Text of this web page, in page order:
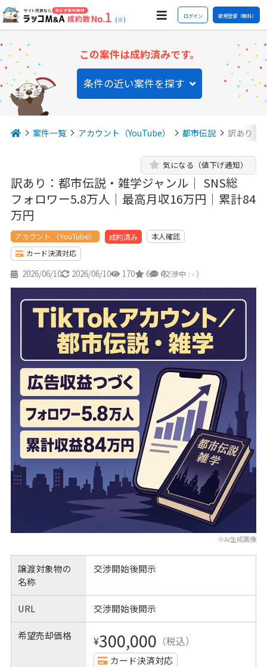
(※) ログイン 新規登録（無料）
この案件は成約済みです。
条件の近い案件を探す
案件一覧 アカウント（YouTube） 都市伝説 訳あり：
訳あり：都市伝説・雑学ジャンル｜ SNS総
フォロワー5.8万人｜最高月収16万円｜累計84
万円
気になる（値下げ通知）
アカウント （YouTube） 成約済み
本人確認
カード決済対応
2026/06/10 2026/06/10 170 6 4
（交渉中 : - ）
※AI生成画像
譲渡対象物の
名称
交渉開始後開示
URL 交渉開始後開示
希望売却価格 ¥300,000 （税込）
カード決済対応